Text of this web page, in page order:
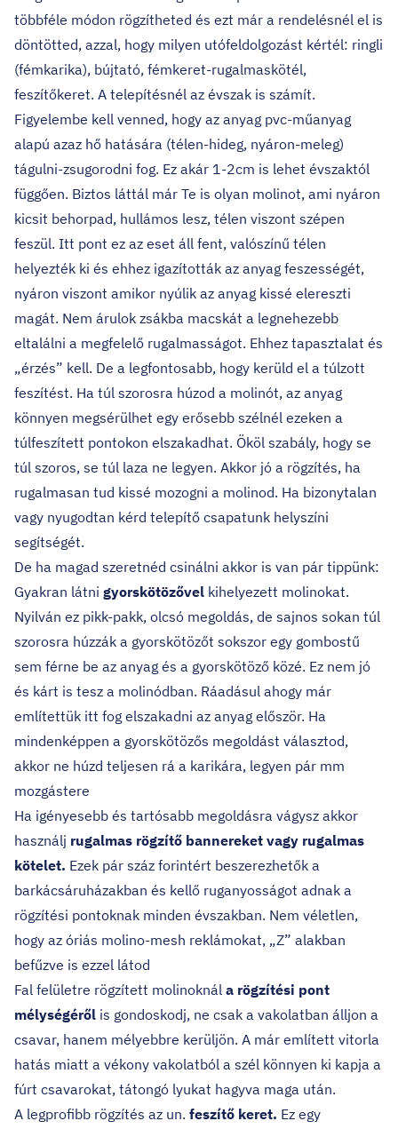
többféle módon rögzítheted és ezt már a rendelésnél el is
döntötted, azzal, hogy milyen utófeldolgozást kértél: ringli
(fémkarika), bújtató, fémkeret-rugalmaskötél,
feszítőkeret. A telepítésnél az évszak is számít.
Figyelembe kell venned, hogy az anyag pvc-műanyag
alapú azaz hő hatására (télen-hideg, nyáron-meleg)
tágulni-zsugorodni fog. Ez akár 1-2cm is lehet évszaktól
függően. Biztos láttál már Te is olyan molinot, ami nyáron
kicsit behorpad, hullámos lesz, télen viszont szépen
feszül. Itt pont ez az eset áll fent, valószínű télen
helyezték ki és ehhez igazították az anyag feszességét,
nyáron viszont amikor nyúlik az anyag kissé elereszti
magát. Nem árulok zsákba macskát a legnehezebb
eltalálni a megfelelő rugalmasságot. Ehhez tapasztalat és
„érzés” kell. De a legfontosabb, hogy kerüld el a túlzott
feszítést. Ha túl szorosra húzod a molinót, az anyag
könnyen megsérülhet egy erősebb szélnél ezeken a
túlfeszített pontokon elszakadhat. Ököl szabály, hogy se
túl szoros, se túl laza ne legyen. Akkor jó a rögzítés, ha
rugalmasan tud kissé mozogni a molinod. Ha bizonytalan
vagy nyugodtan kérd telepítő csapatunk helyszíni
segítségét.
De ha magad szeretnéd csinálni akkor is van pár tippünk:
Gyakran látni gyorskötözővel kihelyezett molinokat.
Nyilván ez pikk-pakk, olcsó megoldás, de sajnos sokan túl
szorosra húzzák a gyorskötözőt sokszor egy gombostű
sem férne be az anyag és a gyorskötöző közé. Ez nem jó
és kárt is tesz a molinódban. Ráadásul ahogy már
említettük itt fog elszakadni az anyag először. Ha
mindenképpen a gyorskötözős megoldást választod,
akkor ne húzd teljesen rá a karikára, legyen pár mm
mozgástere
Ha igényesebb és tartósabb megoldásra vágysz akkor
használj rugalmas rögzítő bannereket vagy rugalmas
kötelet. Ezek pár száz forintért beszerezhetők a
barkácsáruházakban és kellő ruganyosságot adnak a
rögzítési pontoknak minden évszakban. Nem véletlen,
hogy az óriás molino-mesh reklámokat, „Z” alakban
befűzve is ezzel látod
Fal felületre rögzített molinoknál a rögzítési pont
mélységéről is gondoskodj, ne csak a vakolatban álljon a
csavar, hanem mélyebbre kerüljön. A már említett vitorla
hatás miatt a vékony vakolatból a szél könnyen ki kapja a
fúrt csavarokat, tátongó lyukat hagyva maga után.
A legprofibb rögzítés az un. feszítő keret. Ez egy